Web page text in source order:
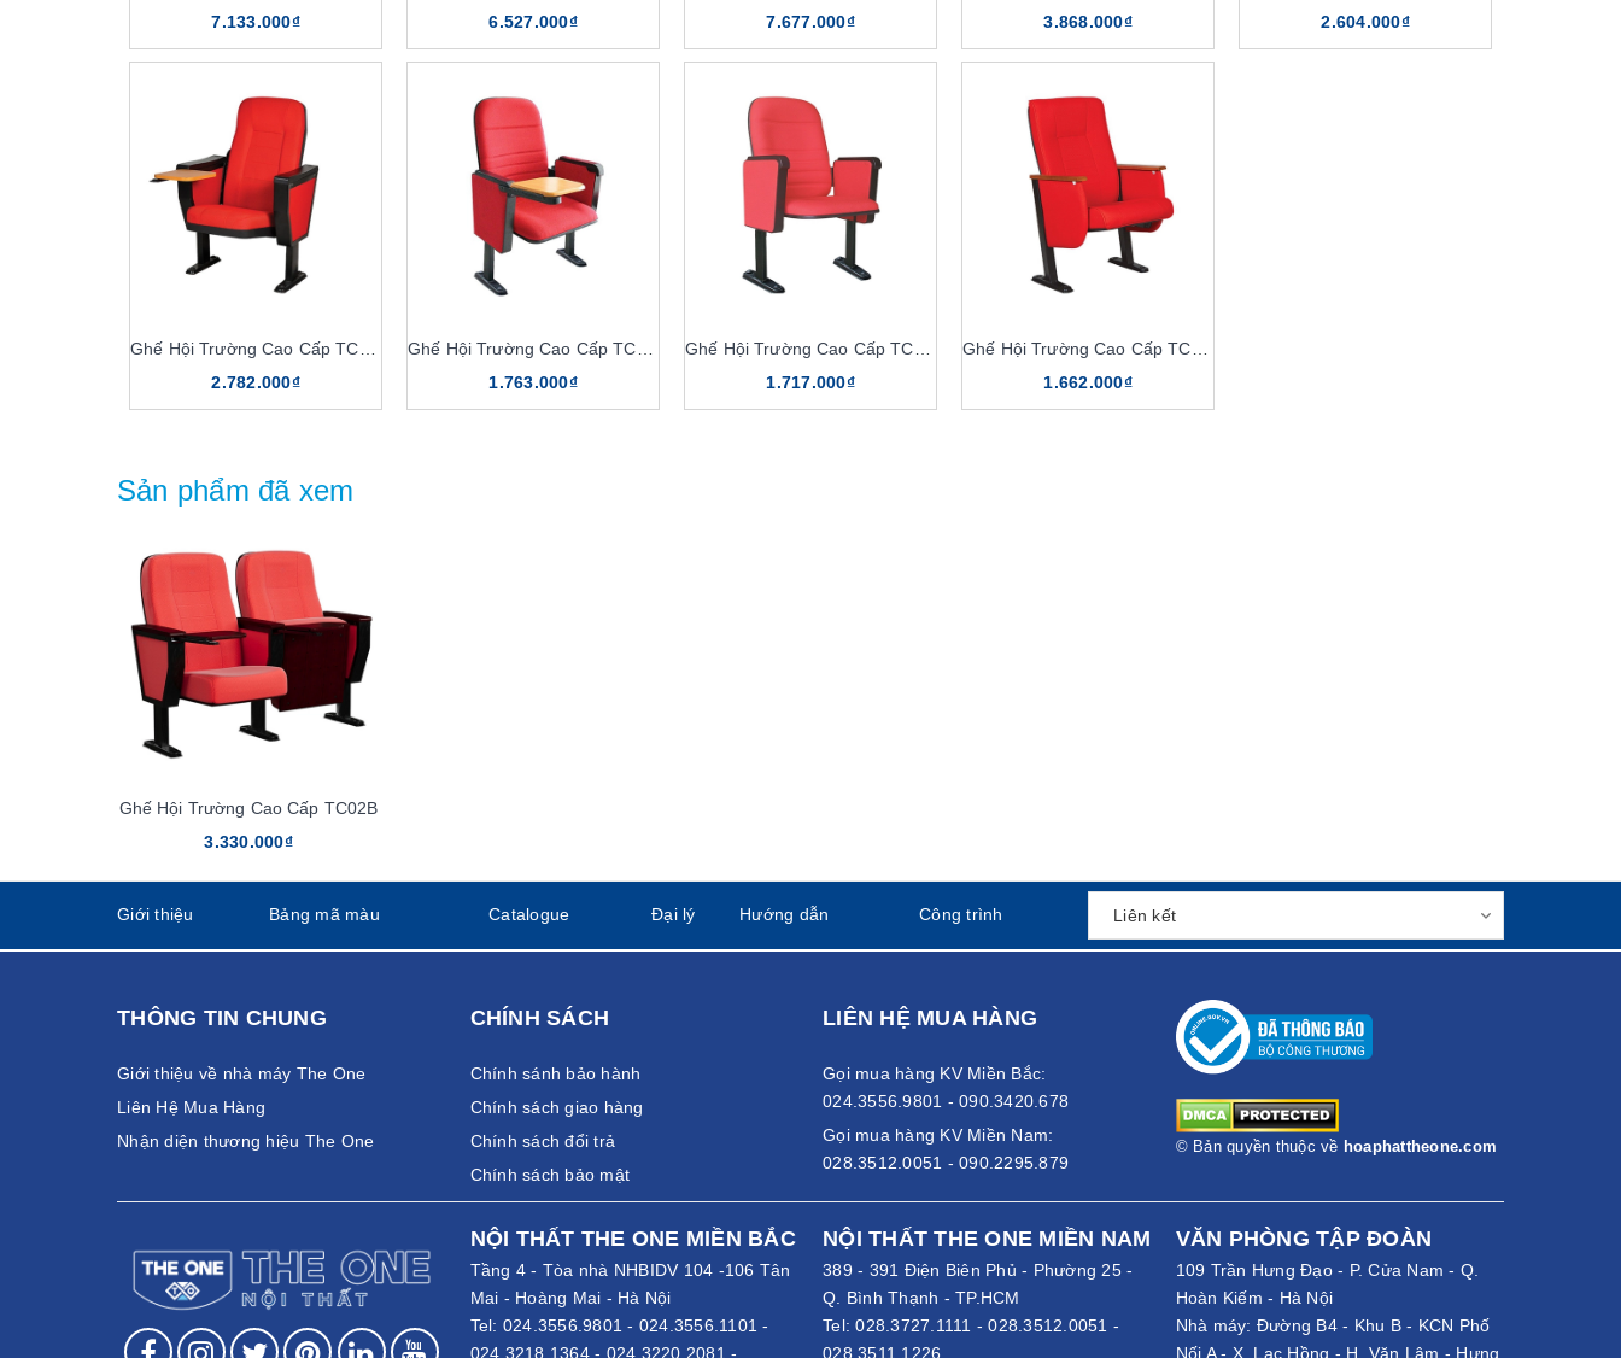
7.133.000₫
6.527.000₫
7.677.000₫
3.868.000₫
2.604.000₫
2.782.000₫
1.763.000₫
1.717.000₫
1.662.000₫
Sản phẩm đã xem
Ghế Hội Trường Cao Cấp TC02B
3.330.000₫
Giới thiệu Bảng mã màu Catalogue Đại lý Hướng dẫn Công trình
THÔNG TIN CHUNG
Giới thiệu về nhà máy The One
Liên Hệ Mua Hàng
Nhận diện thương hiệu The One
CHÍNH SÁCH
Chính sánh bảo hành
Chính sách giao hàng
Chính sách đổi trả
Chính sách bảo mật
LIÊN HỆ MUA HÀNG
Gọi mua hàng KV Miền Bắc:
024.3556.9801 - 090.3420.678
Gọi mua hàng KV Miền Nam:
028.3512.0051 - 090.2295.879
© Bản quyền thuộc về hoaphattheone.com
NỘI THẤT THE ONE MIỀN BẮC
Tầng 4 - Tòa nhà NHBIDV 104 -106 Tân
Mai - Hoàng Mai - Hà Nội
Tel: 024.3556.9801 - 024.3556.1101 -
024.3218.1364- 024.3220.2081 -
NỘI THẤT THE ONE MIỀN NAM
389 - 391 Điện Biên Phủ - Phường 25 -
Q. Bình Thạnh - TP.HCM
Tel:028.3727.1111 -028.3512.0051 -
028.3511.1226
VĂN PHÒNG TẬP ĐOÀN
109 Trần Hưng Đạo - P. Cửa Nam - Q.
Hoàn Kiếm - Hà Nội
Nhà máy: Đường B4 - Khu B - KCN Phố
Nối A - X. Lạc Hồng - H. Văn Lâm - Hưng